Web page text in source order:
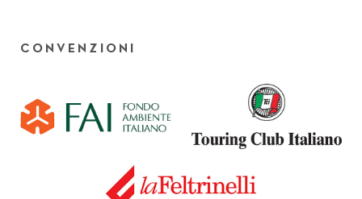
CONVENZIONI